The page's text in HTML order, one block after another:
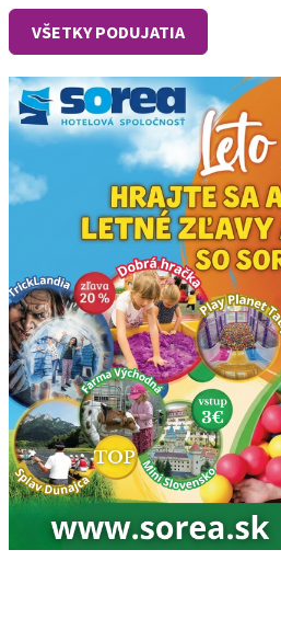
VŠETKY PODUJATIA